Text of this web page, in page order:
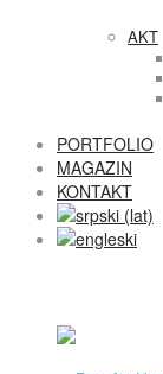
AKT
PORTFOLIO
MAGAZIN
KONTAKT